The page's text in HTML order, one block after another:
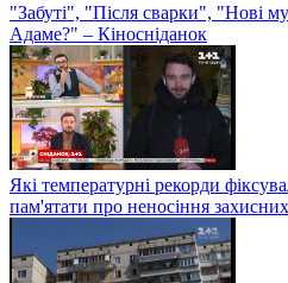
"Забуті", "Після сварки", "Нові
Адаме?" – Кіносніданок
Які температурні рекорди
пам'ятати про неносіння